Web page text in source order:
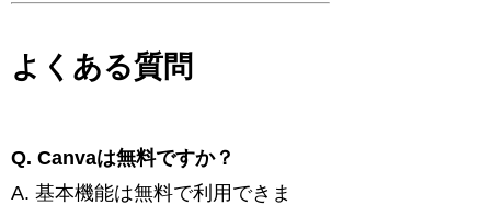
よくある質問
Q. Canvaは無料ですか？
A. 基本機能は無料で利用できま